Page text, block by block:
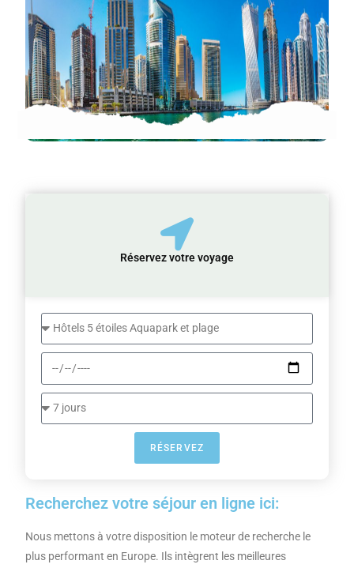
Réservez votre voyage
RÉSERVEZ
Recherchez votre séjour en ligne ici:
Nous mettons à votre disposition le moteur de recherche le
plus performant en Europe. Ils intègrent les meilleures